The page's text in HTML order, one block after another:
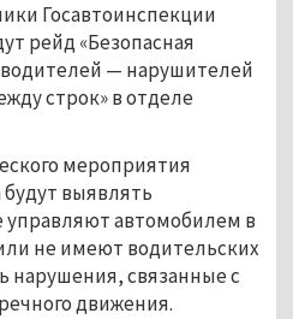
Госавтоинспекции
рейд «Безопасная
— нарушителей
строк» в отделе
мероприятия
выявлять
автомобилем в
не имеют водительских
нарушения, связанные с
движения.